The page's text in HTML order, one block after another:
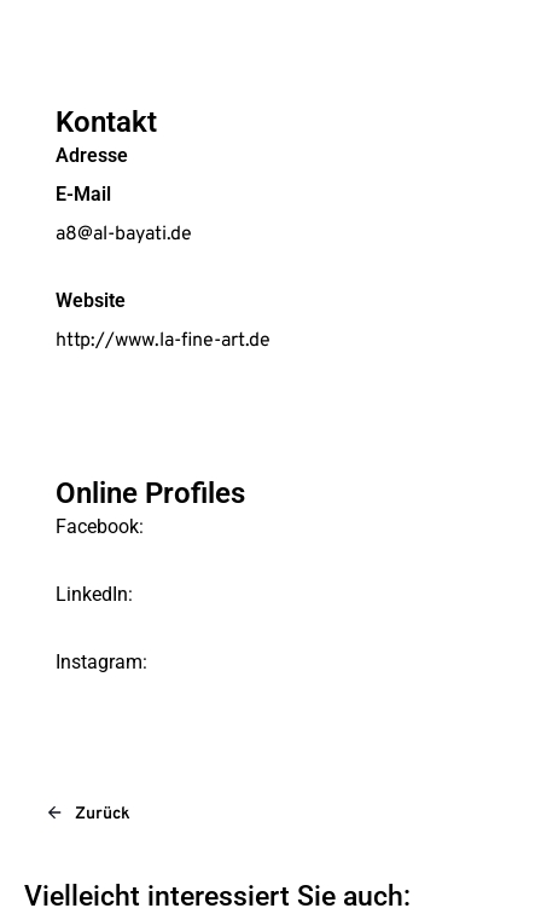
Kontakt
Adresse
E-Mail
a8@al-bayati.de
Website
http://www.la-fine-art.de
Online Profiles
Facebook:
LinkedIn:
Instagram:
Zurück
Vielleicht interessiert Sie auch: